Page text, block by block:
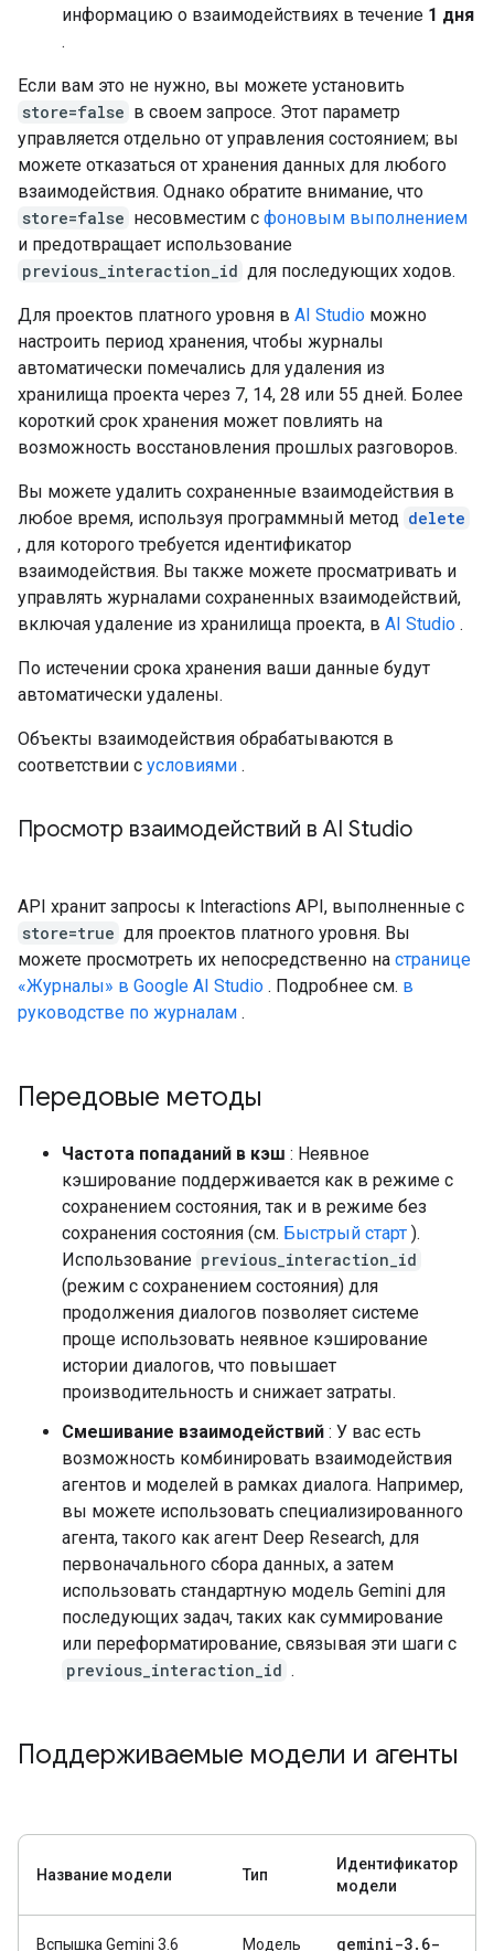
информацию о взаимодействиях в течение 1 дня
.
Если вам это не нужно, вы можете установить
store=false в своем запросе. Этот параметр
управляется отдельно от управления состоянием; вы
можете отказаться от хранения данных для любого
взаимодействия. Однако обратите внимание, что
store=false несовместим с фоновым выполнением
и предотвращает использование
previous_interaction_id для последующих ходов.
Для проектов платного уровня в AI Studio можно
настроить период хранения, чтобы журналы
автоматически помечались для удаления из
хранилища проекта через 7, 14, 28 или 55 дней. Более
короткий срок хранения может повлиять на
возможность восстановления прошлых разговоров.
Вы можете удалить сохраненные взаимодействия в
любое время, используя программный метод delete
, для которого требуется идентификатор
взаимодействия. Вы также можете просматривать и
управлять журналами сохраненных взаимодействий,
включая удаление из хранилища проекта, в AI Studio .
По истечении срока хранения ваши данные будут
автоматически удалены.
Объекты взаимодействия обрабатываются в
соответствии с условиями .
Просмотр взаимодействий в AI Studio
API хранит запросы к Interactions API, выполненные с
store=true для проектов платного уровня. Вы
можете просмотреть их непосредственно на странице
«Журналы» в Google AI Studio . Подробнее см. в
руководстве по журналам .
Передовые методы
Частота попаданий в кэш : Неявное
кэширование поддерживается как в режиме с
сохранением состояния, так и в режиме без
сохранения состояния (см. Быстрый старт ).
Использование previous_interaction_id
(режим с сохранением состояния) для
продолжения диалогов позволяет системе
проще использовать неявное кэширование
истории диалогов, что повышает
производительность и снижает затраты.
Смешивание взаимодействий : У вас есть
возможность комбинировать взаимодействия
агентов и моделей в рамках диалога. Например,
вы можете использовать специализированного
агента, такого как агент Deep Research, для
первоначального сбора данных, а затем
использовать стандартную модель Gemini для
последующих задач, таких как суммирование
или переформатирование, связывая эти шаги с
previous_interaction_id .
Поддерживаемые модели и агенты
Название модели Тип
Идентификатор
модели
Вспышка Gemini 3.6 Модель gemini-3. 6-